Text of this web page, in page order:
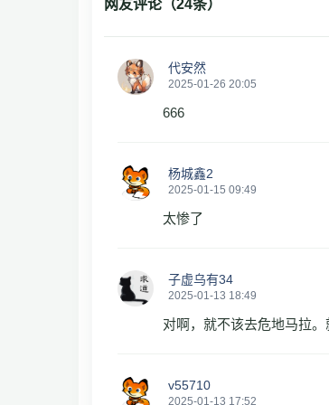
网友评论（24条）
代安然
2025-01-26 20:05
666
杨城鑫2
2025-01-15 09:49
太惨了
子虚乌有34
2025-01-13 18:49
对啊，就不该去危地马拉
v55710
2025-01-13 17:52